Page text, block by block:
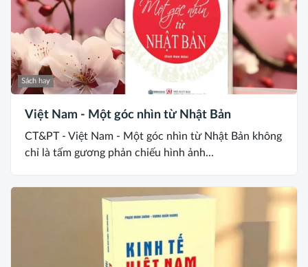
Sách hay
Việt Nam - Một góc nhìn từ Nhật Bản
CT&PT - Việt Nam - Một góc nhìn từ Nhật Bản không
chỉ là tấm gương phản chiếu hình ảnh...